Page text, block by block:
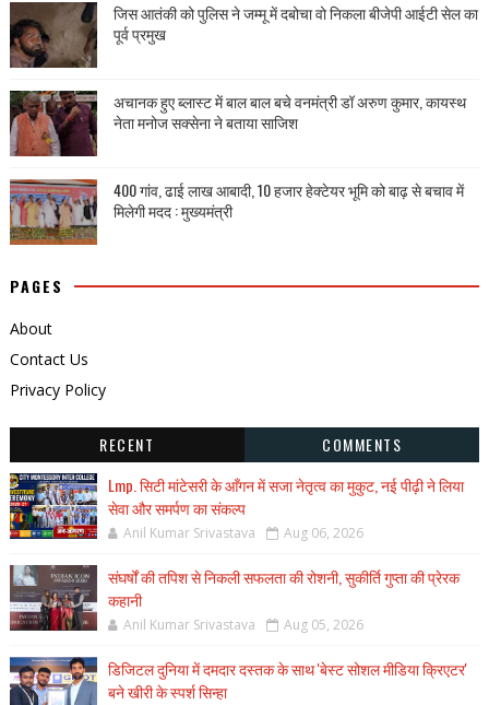
जिस आतंकी को पुलिस ने जम्मू में दबोचा वो निकला बीजेपी आईटी सेल का
पूर्व प्रमुख
अचानक हुए ब्लास्ट में बाल बाल बचे वनमंत्री डॉ अरुण कुमार, कायस्थ
नेता मनोज सक्सेना ने बताया साजिश
400 गांव, ढाई लाख आबादी, 10 हजार हेक्टेयर भूमि को बाढ़ से बचाव में
मिलेगी मदद : मुख्यमंत्री
PAGES
About
Contact Us
Privacy Policy
RECENT
COMMENTS
Lmp. सिटी मांटेसरी के आँगन में सजा नेतृत्व का मुकुट, नई पीढ़ी ने लिया
सेवा और समर्पण का संकल्प
Anil Kumar Srivastava Aug 06, 2026
संघर्षों की तपिश से निकली सफलता की रोशनी, सुकीर्ति गुप्ता की प्रेरक
कहानी
Anil Kumar Srivastava Aug 05, 2026
डिजिटल दुनिया में दमदार दस्तक के साथ 'बेस्ट सोशल मीडिया क्रिएटर'
बने खीरी के स्पर्श सिन्हा